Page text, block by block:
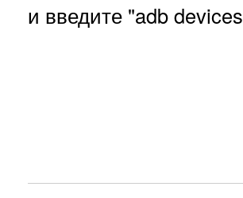
и введите "adb